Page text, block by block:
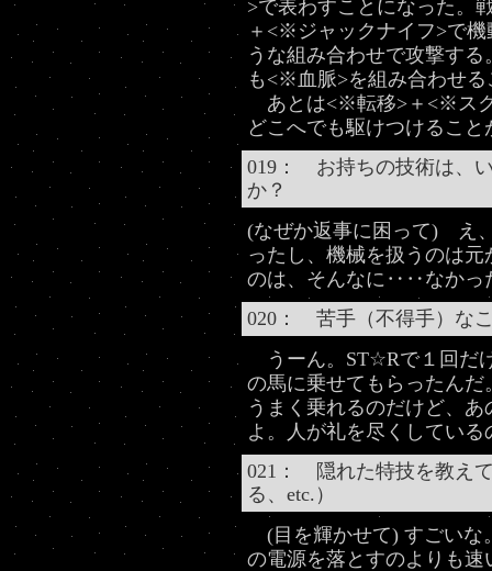
>で表わすことになった。
＋<※ジャックナイフ>で
うな組み合わせで攻撃す
も<※血脈>を組み合わせる
あとは<※転移>＋<※スク
どこへでも駆けつけること
019： お持ちの技術は、
か？
(なぜか返事に困って) え
ったし、機械を扱うのは
のは、そんなに‥‥なかっ
020： 苦手（不得手）な
うーん。ST☆Rで１回だ
の馬に乗せてもらったん
うまく乗れるのだけど、
よ。人が礼を尽くしてい
021： 隠れた特技を教え
る、etc.）
(目を輝かせて) すごいな
の電源を落とすのよりも速